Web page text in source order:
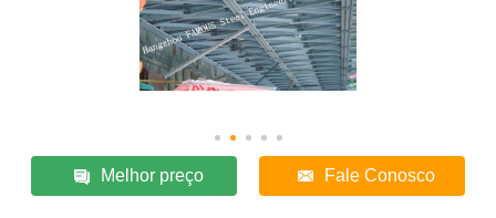
Melhor preço Fale Conosco